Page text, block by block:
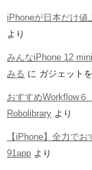
iPhoneが日本だけ値
より
みんなiPhone 12
みる に ガジェット
おすすめWorkflow６
Robolibrary より
【iPhone】全力で
91app より